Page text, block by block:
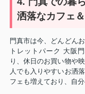
洒落なカフェ
門真市は今、どんどん
トレットパーク 大阪
り、休日のお買い物や
人でも入りやすいお洒
フェも増えており、自